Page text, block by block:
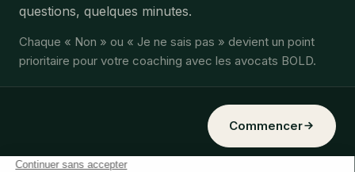
questions, quelques minutes.
Chaque « Non » ou « Je ne sais pas » devient un point
prioritaire pour votre coaching avec les avocats BOLD.
Commencer